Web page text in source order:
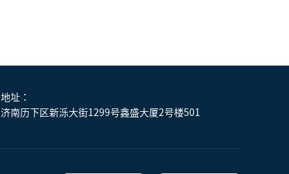
地址：
济南历下区新泺大街1299号鑫盛大厦2号楼501